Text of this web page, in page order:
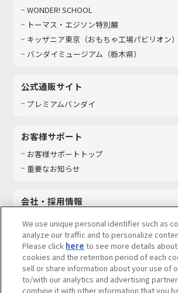
WONDER! SCHOOL
トーマス・エジソン特別展
キッザニア東京（おもちゃ工場パビリオン）​
バンダイミュージアム（栃木県）
公式通販サイト
プレミアムバンダイ
お客様サポート
お客様サポートトップ
重要なお知らせ
会社・採用情報
採用情報
サステナビリティ
お問い合わせ
We use unique personal identifier such as
analyze our traffic and to personalize
Please click here to see more details
cookies and the retention period of each
sell or share information about your use of
to/with our analytics and advertising
combine it with other information that you